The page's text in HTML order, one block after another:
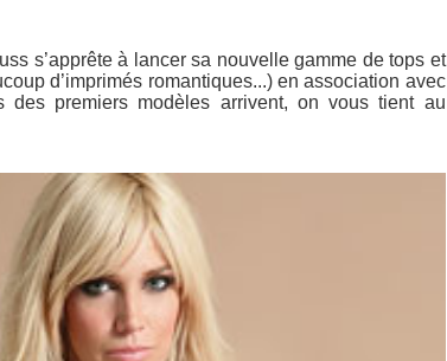
s’apprête à lancer sa nouvelle gamme de tops et
d’imprimés romantiques...) en association avec
des premiers modèles arrivent, on vous tient au